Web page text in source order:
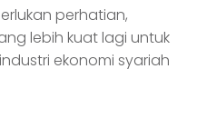
perhatian,
lebih kuat lagi untuk
ekonomi syariah